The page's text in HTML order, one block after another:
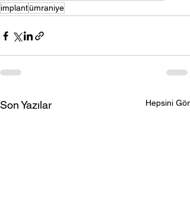
implantümraniye
Son Yazılar Hepsini Gör